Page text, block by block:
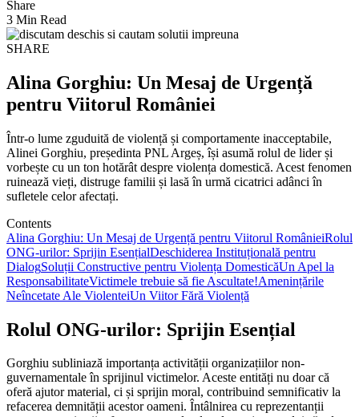
Share
3 Min Read
SHARE
Alina Gorghiu: Un Mesaj de Urgență
pentru Viitorul României
Într-o lume zguduită de violență și comportamente inacceptabile,
Alinei Gorghiu, președinta PNL Argeș, își asumă rolul de lider și
vorbește cu un ton hotărât despre violența domestică. Acest fenomen
ruinează vieți, distruge familii și lasă în urmă cicatrici adânci în
sufletele celor afectați.
Contents
Alina Gorghiu: Un Mesaj de Urgență pentru Viitorul RomânieiRolul
ONG-urilor: Sprijin EsențialDeschiderea Instituțională pentru
DialogSoluții Constructive pentru Violența DomesticăUn Apel la
ResponsabilitateVictimele trebuie să fie Ascultate!Amenințările
Neîncetate Ale ViolenteiUn Viitor Fără Violență
Rolul ONG-urilor: Sprijin Esențial
Gorghiu subliniază importanța activității organizațiilor non-
guvernamentale în sprijinul victimelor. Aceste entități nu doar că
oferă ajutor material, ci și sprijin moral, contribuind semnificativ la
refacerea demnității acestor oameni. Întâlnirea cu reprezentanții